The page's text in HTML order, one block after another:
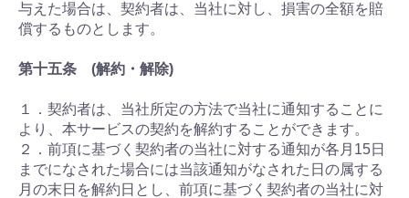
与えた場合は、契約者は、当社に対し、損害の全額を賠
償するものとします。
第十五条 (解約・解除)
１．契約者は、当社所定の方法で当社に通知することに
より、本サービスの契約を解約することができます。
２．前項に基づく契約者の当社に対する通知が各月15日
までになされた場合には当該通知がなされた日の属する
月の末日を解約日とし、前項に基づく契約者の当社に対